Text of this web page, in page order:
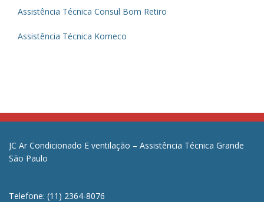
Assistência Técnica Consul Bom Retiro
Assistência Técnica Komeco
JC Ar Condicionado E ventilação – Assistência Técnica Grande
São Paulo
Telefone: (11) 2364-8076